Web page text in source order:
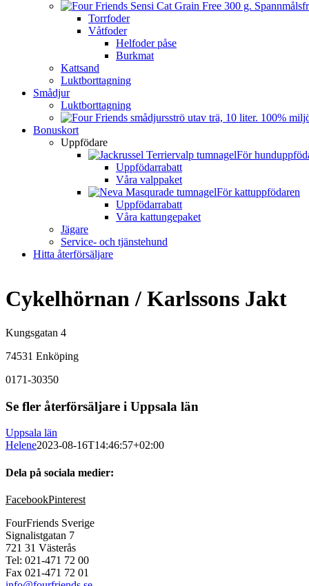
Torrfoder
Våtfoder
Helfoder påse
Burkmat
Kattsand
Luktborttagning
Smådjur
Luktborttagning
Bonuskort
Uppfödare
För
Uppfödarrabatt
Våra valppaket
För kattuppfödaren
Uppfödarrabatt
Våra kattungepaket
Jägare
Service- och tjänstehund
Hitta återförsäljare
Cykelhörnan / Karlssons Jakt
Kungsgatan 4
74531 Enköping
0171-30350
Se fler återförsäljare i Uppsala län
Uppsala län
Helene2023-08-16T14:46:57+02:00
Dela på sociala medier:
FacebookPinterest
FourFriends Sverige
Signalistgatan 7
721 31 Västerås
Tel: 021-471 72 00
Fax 021-471 72 01